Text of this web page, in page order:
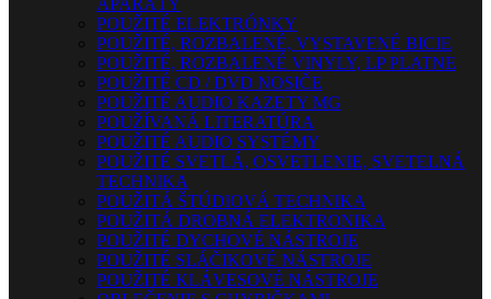
APARÁTY
POUŽITÉ ELEKTRÓNKY
POUŽITÉ, ROZBALENÉ, VYSTAVENÉ BICIE
POUŽITÉ, ROZBALENÉ VINYLY, LP PLATNE
POUŽITÉ CD / DVD NOSIČE
POUŽITÉ AUDIO KAZETY MG
POUŽÍVANÁ LITERATÚRA
POUŽITÉ AUDIO SYSTÉMY
POUŽITÉ SVETLÁ, OSVETLENIE, SVETELNÁ
TECHNIKA
POUŽITÁ ŠTÚDIOVÁ TECHNIKA
POUŽITÁ DROBNÁ ELEKTRONIKA
POUŽITÉ DYCHOVÉ NÁSTROJE
POUŽITÉ SLÁČIKOVÉ NÁSTROJE
POUŽITÉ KLÁVESOVÉ NÁSTROJE